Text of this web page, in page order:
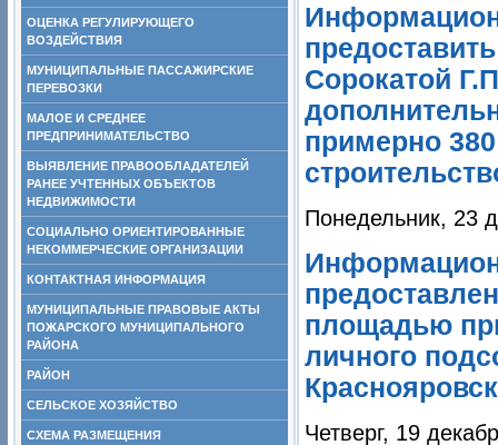
ОЦЕНКА РЕГУЛИРУЮЩЕГО
ВОЗДЕЙСТВИЯ
МУНИЦИПАЛЬНЫЕ ПАССАЖИРСКИЕ
ПЕРЕВОЗКИ
МАЛОЕ И СРЕДНЕЕ
ПРЕДПРИНИМАТЕЛЬСТВО
ВЫЯВЛЕНИЕ ПРАВООБЛАДАТЕЛЕЙ
РАНЕЕ УЧТЕННЫХ ОБЪЕКТОВ
НЕДВИЖИМОСТИ
СОЦИАЛЬНО ОРИЕНТИРОВАННЫЕ
НЕКОММЕРЧЕСКИЕ ОРГАНИЗАЦИИ
КОНТАКТНАЯ ИНФОРМАЦИЯ
МУНИЦИПАЛЬНЫЕ ПРАВОВЫЕ АКТЫ
ПОЖАРСКОГО МУНИЦИПАЛЬНОГО
РАЙОНА
РАЙОН
СЕЛЬСКОЕ ХОЗЯЙСТВО
СХЕМА РАЗМЕЩЕНИЯ
Сорокатой
примерно
Понедельник, 23
площадью
личного
Четверг, 19